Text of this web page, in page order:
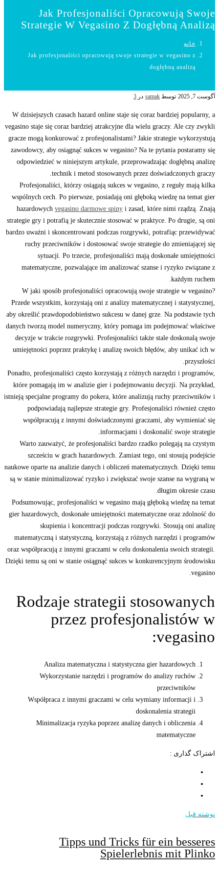
Jak Profesjonaliści Opracowują Swoje
Strategie W Vegasino Z Dogłębną Analizą
خانه
Jak profesjonaliści opracowują swoje strategie w vegasino z
dogłębną analizą
آگوست 7, 2025 توسط samak در 3
W dzisiejszych czasach hazard online staje się coraz bardziej popularny, a
vegasino staje się coraz bardziej atrakcyjne dla wielu graczy. Ale czy zwykli
gracze mogą konkurować z profesjonalistami? Jakie strategie wykorzystują
zawodowcy, aby osiągnąć sukces w vegasino? Na te pytania postaramy się
odpowiedzieć w niniejszym artykule, przeprowadzając dogłębną analizę
technik i metod stosowanych przez doświadczonych graczy.
Profesjonaliści, którzy osiągają sukces w vegasino, z reguły mają kilka
wspólnych cech. Po pierwsze, posiadają oni głęboką wiedzę na temat gier
hazardowych vegasino darmowe spiny i zasad, które nimi rządzą. Znają
strategie gry i potrafią je skutecznie stosować w praktyce. Po drugie, są oni
bardzo uważni i skoncentrowani podczas rozgrywki, potrafiąc przewidywać
ruchy przeciwników i dostosować swoje strategie do zmieniającej się
sytuacji. Po trzecie, profesjonaliści mają doskonałe umiejętności
matematyczne, pozwalające im analizować szanse i ryzyko związane z
każdym ruchem.
W jaki sposób profesjonaliści opracowują swoje strategie w vegasino?
Przede wszystkim, korzystają oni z analizy matematycznej i statystycznej,
aby określić prawdopodobieństwo sukcesu w danej grze. Na podstawie tych
danych tworzą model numeryczny, który pomaga im podejmować właściwe
decyzje w trakcie rozgrywki. Profesjonaliści także stale doskonalą swoje
umiejętności poprzez praktykę i analizę swoich błędów, aby unikać ich w
przyszłości.
Ponadto, profesjonaliści często korzystają z różnych narzędzi i programów,
które pomagają im w analizie gier i podejmowaniu decyzji. Na przykład,
istnieją specjalne programy do pokera, które analizują ruchy przeciwników i
podpowiadają najlepsze strategie gry. Profesjonaliści również często
współpracują z innymi doświadczonymi graczami, aby wymieniać się
informacjami i doskonalić swoje strategie.
Warto zauważyć, że profesjonaliści bardzo rzadko polegają na czystym
szcześciu w grach hazardowych. Zamiast tego, oni stosują podejście
naukowe oparte na analizie danych i obliczeń matematycznych. Dzięki temu
są w stanie minimalizować ryzyko i zwiększać swoje szanse na wygraną w
długim okresie czasu.
Podsumowując, profesjonaliści w vegasino mają głęboką wiedzę na temat
gier hazardowych, doskonałe umiejętności matematyczne oraz zdolność do
skupienia i koncentracji podczas rozgrywki. Stosują oni analizę
matematyczną i statystyczną, korzystają z różnych narzędzi i programów
oraz współpracują z innymi graczami w celu doskonalenia swoich strategii.
Dzięki temu są oni w stanie osiągnąć sukces w konkurencyjnym środowisku
vegasino.
Rodzaje strategii stosowanych
przez profesjonalistów w
vegasino:
Analiza matematyczna i statystyczna gier hazardowych
Wykorzystanie narzędzi i programów do analizy ruchów
przeciwników
Współpraca z innymi graczami w celu wymiany informacji i
doskonalenia strategii
Minimalizacja ryzyka poprzez analizę danych i obliczenia
matematyczne
اشتراک گذاری :
نوشته قبل
Tipps und Tricks für ein besseres
Spielerlebnis mit Plinko